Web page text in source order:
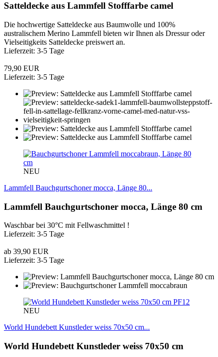
Satteldecke aus Lammfell Stofffarbe camel
Die hochwertige Satteldecke aus Baumwolle und 100%
australischem Merino Lammfell bieten wir Ihnen als Dressur oder
Vielseitigkeits Satteldecke preiswert an.
Lieferzeit: 3-5 Tage
79,90 EUR
Lieferzeit: 3-5 Tage
NEU
Lammfell Bauchgurtschoner mocca, Länge 80...
Lammfell Bauchgurtschoner mocca, Länge 80 cm
Waschbar bei 30°C mit Fellwaschmittel !
Lieferzeit: 3-5 Tage
ab 39,90 EUR
Lieferzeit: 3-5 Tage
PF12
NEU
World Hundebett Kunstleder weiss 70x50 cm...
World Hundebett Kunstleder weiss 70x50 cm